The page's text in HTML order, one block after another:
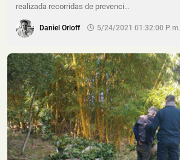
realizada recorridas de prevenci…
Daniel Orloff 5/24/2021 01:32:00 P. M.